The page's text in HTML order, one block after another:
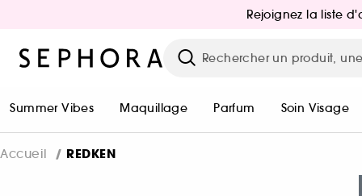
Rejoignez la liste
Summer Vibes Maquillage Parfum Soin Visage
Accueil REDKEN